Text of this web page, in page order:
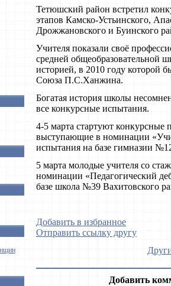
Тетюшский район встретил
этапов Камско-Устьинского,
Дрожжановского и Буинского
Учителя показали своё
средней общеобразовательной
историей, в 2010 году которой
Союза П.С.Ханжина.
Богатая история школы
все конкурсные испытания.
4-5 марта стартуют конкурсные
выступающие в номинации
испытания на базе гимназии
5 марта молодые учителя со
номинации «Педагогический
базе школа №39 Вахитовского
Добавить в избранное
Отправить ссылку другу
Добавить